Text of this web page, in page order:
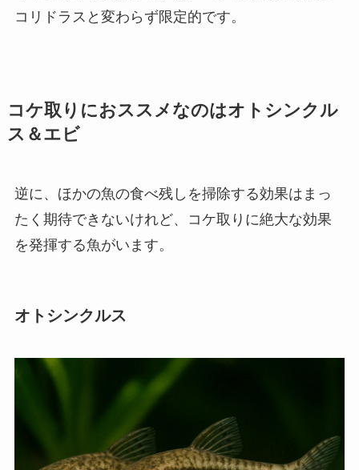
コリドラスと変わらず限定的です。
コケ取りにおススメなのはオトシンクル
ス＆エビ
逆に、ほかの魚の食べ残しを掃除する効果はまっ
たく期待できないけれど、コケ取りに絶大な効果
を発揮する魚がいます。
オトシンクルス